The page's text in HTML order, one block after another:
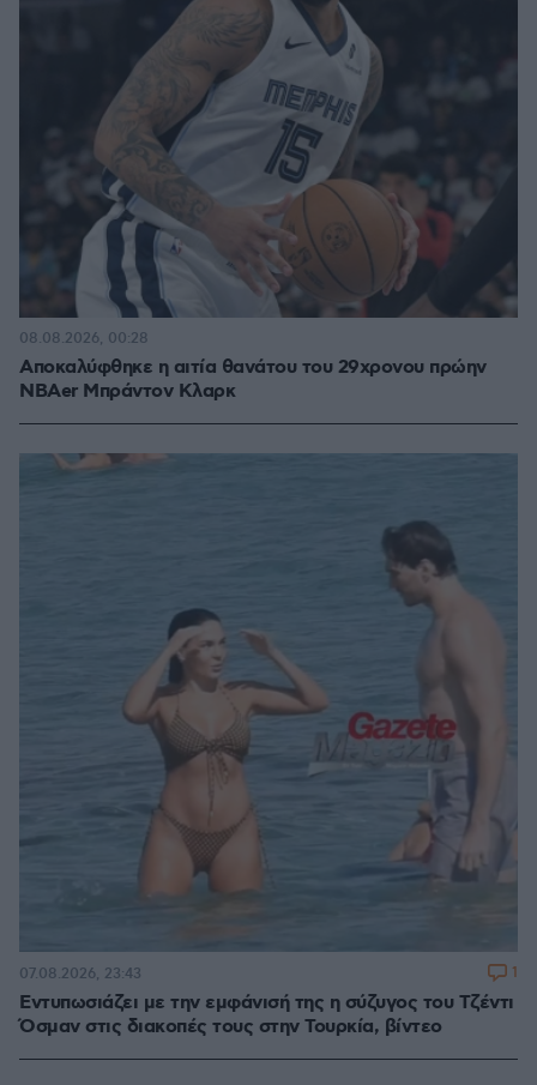
Αποκαλύφθηκε η αιτία θανάτου του 29χρονου πρώην
NBAer Μπράντον Κλαρκ
08.08.2026, 00:28
Εντυπωσιάζει με την εμφάνισή της η σύζυγος του Τζέντι
Όσμαν στις διακοπές τους στην Τουρκία, βίντεο
07.08.2026, 23:43 1